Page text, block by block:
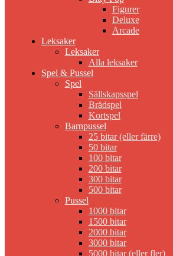
Figurer
Deluxe
Arcade
Leksaker
Leksaker
Alla leksaker
Spel & Pussel
Spel
Sällskapsspel
Brädspel
Kortspel
Barnpussel
25 bitar (eller färre)
50 bitar
100 bitar
200 bitar
300 bitar
500 bitar
Pussel
1000 bitar
1500 bitar
2000 bitar
3000 bitar
5000 bitar (eller fler)